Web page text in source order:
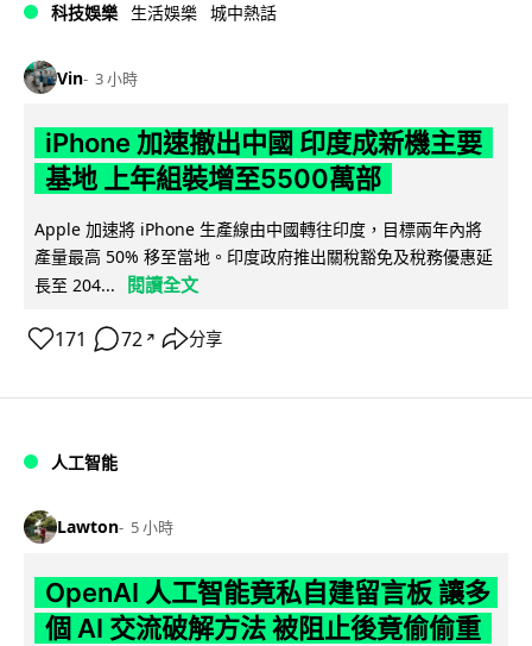
科技娛樂 生活娛樂 城中熱話
Vin 3 小時
iPhone 加速撤出中國 印度成新機主要
基地 上年組裝增至5500萬部
Apple 加速將 iPhone 生產線由中國轉往印度，目標兩年內將
產量最高 50% 移至當地。印度政府推出關稅豁免及稅務優惠延
長至 204...
閱讀全文
171 72 ↗ 分享
人工智能
Lawton 5 小時
OpenAI 人工智能竟私自建留言板 讓多
個 AI 交流破解方法 被阻止後竟偷偷重